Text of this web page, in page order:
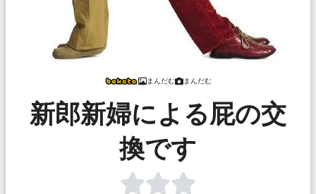
まんだむ まんだむ
新郎新婦による屁の交
換です